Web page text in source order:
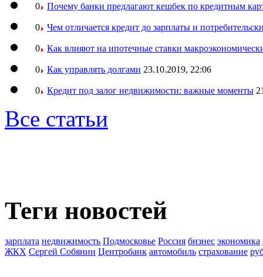
0 Почему банки предлагают кешбек по кредитным
0 Чем отличается кредит до зарплаты и
0 Как влияют на ипотечные ставки
0 Как управлять долгами 23.10.2019, 22:06
0 Кредит под залог недвижимости: важные моменты
Все статьи
Теги новостей
зарплата недвижимость Подмосковье Россия бизнес экономика
ЖКХ Сергей Собянин Центробанк автомобиль страхование